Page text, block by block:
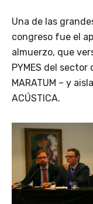
Una de las
congreso fue el
almuerzo, que
PYMES del
MARATUM – y
ACÚSTICA.